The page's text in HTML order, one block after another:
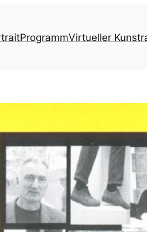
ProgrammVirtueller